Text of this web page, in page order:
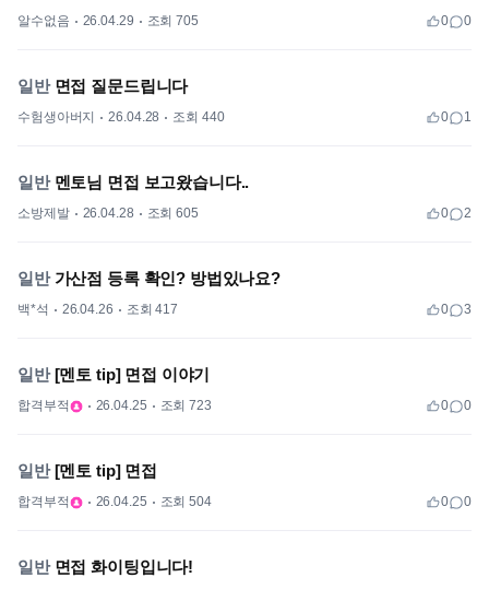
알수없음 26.04.29 조회 705 0 0
일반면접 질문드립니다
수험생아버지 26.04.28 조회 440 0 1
일반멘토님 면접 보고왔습니다..
소방제발 26.04.28 조회 605 0 2
일반가산점 등록 확인? 방법있나요?
백*석 26.04.26 조회 417 0 3
일반[멘토 tip] 면접 이야기
합격부적 26.04.25 조회 723 0 0
일반[멘토 tip] 면접
합격부적 26.04.25 조회 504 0 0
일반면접 화이팅입니다!